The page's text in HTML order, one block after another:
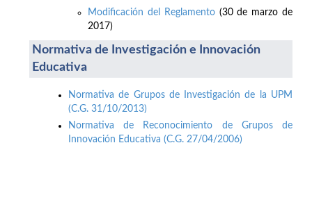
Modificación del Reglamento(30 de marzo de
2017)
Normativa de Investigación e Innovación
Educativa
Normativa de Grupos de Investigación de la UPM
(C.G. 31/10/2013)
Normativa de Reconocimiento de Grupos de
Innovación Educativa (C.G. 27/04/2006)